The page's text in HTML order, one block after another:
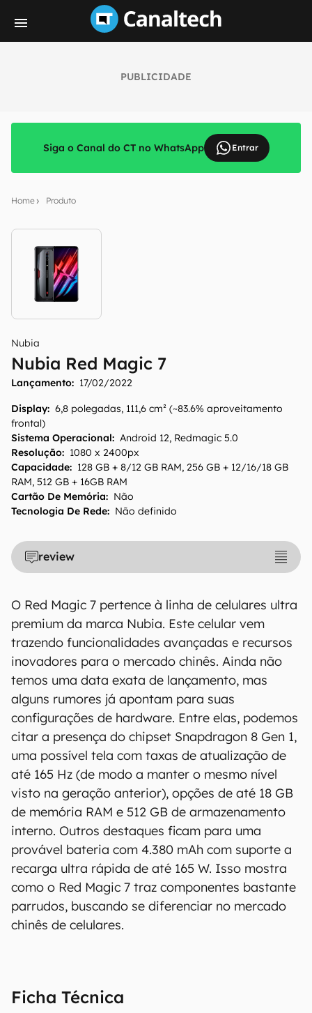
PUBLICIDADE
Siga o Canal do CT no WhatsApp Entrar
Home Produto
Nubia
Nubia Red Magic 7
Lançamento: 17/02/2022
Display: 6,8 polegadas, 111,6 cm² (~83.6% aproveitamento
frontal)
Sistema Operacional: Android 12, Redmagic 5.0
Resolução: 1080 x 2400px
Capacidade: 128 GB + 8/12 GB RAM, 256 GB + 12/16/18 GB
RAM, 512 GB + 16GB RAM
Cartão De Memória: Não
Tecnologia De Rede: Não definido
review
O Red Magic 7 pertence à linha de celulares ultra
premium da marca Nubia. Este celular vem
trazendo funcionalidades avançadas e recursos
inovadores para o mercado chinês. Ainda não
temos uma data exata de lançamento, mas
alguns rumores já apontam para suas
configurações de hardware. Entre elas, podemos
citar a presença do chipset Snapdragon 8 Gen 1,
uma possível tela com taxas de atualização de
até 165 Hz (de modo a manter o mesmo nível
visto na geração anterior), opções de até 18 GB
de memória RAM e 512 GB de armazenamento
interno. Outros destaques ficam para uma
provável bateria com 4.380 mAh com suporte a
recarga ultra rápida de até 165 W. Isso mostra
como o Red Magic 7 traz componentes bastante
parrudos, buscando se diferenciar no mercado
chinês de celulares.
Ficha Técnica